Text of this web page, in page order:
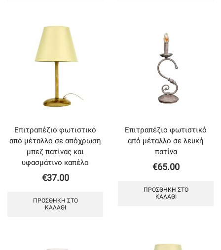
Επιτραπέζιο φωτιστικό
από μέταλλο σε απόχρωση
μπεζ πατίνας και
υφασμάτινο καπέλο
€37.00
ΠΡΟΣΘΉΚΗ ΣΤΟ
ΚΑΛΆΘΙ
Επιτραπέζιο φωτιστικό
από μέταλλο σε λευκή
πατίνα
€65.00
ΠΡΟΣΘΉΚΗ ΣΤΟ
ΚΑΛΆΘΙ